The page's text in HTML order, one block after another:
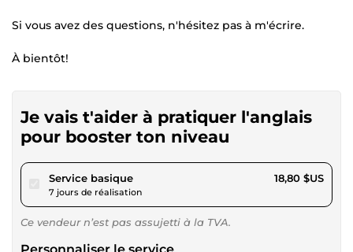
Si vous avez des questions, n'hésitez pas à m'écrire.
À bientôt!
Je vais t'aider à pratiquer l'anglais
pour booster ton niveau
Service basiquepour 17,32 $US
7 jours de réalisation
18,80 $US
Ce vendeur n’est pas assujetti à la TVA.